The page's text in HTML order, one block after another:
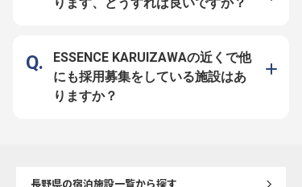
当施設では、スタッフ一人ひとりが
シェアハウス型寮やアパート住宅手
当もご用意。社会保険も完備してお
り、腰を据えてキャリアを築けま
す。 経験が浅い方も、ベテランの
ESSENCE KARUIZAWAの近くで他
にも採用募集をしている施設はあ
りますか？
長野県の宿泊施設一覧から探す